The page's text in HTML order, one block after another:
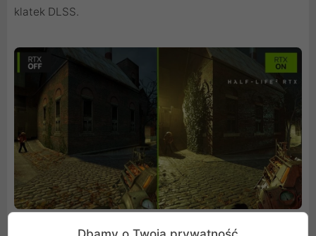
klatek DLSS.